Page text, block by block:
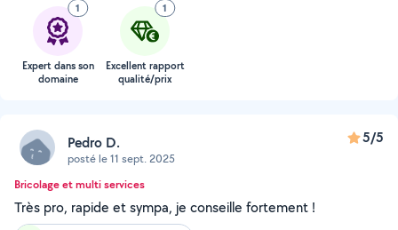
1
Expert dans son
domaine
1
Excellent rapport
qualité/prix
Pedro D.
posté le 11 sept. 2025
5/5
Bricolage et multi services
Très pro, rapide et sympa, je conseille fortement !